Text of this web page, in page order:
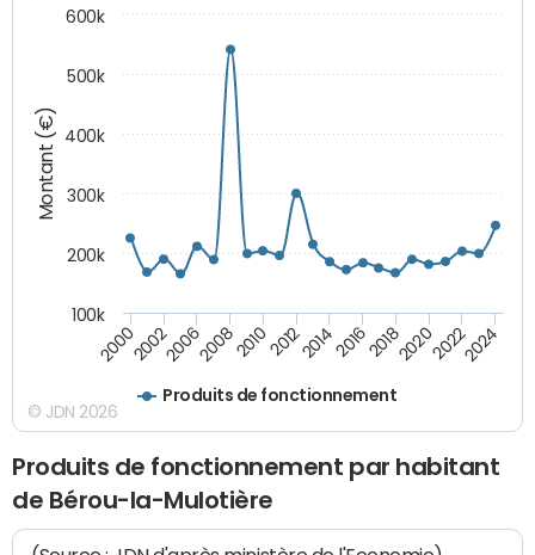
Montant (€)
Produits de fonctionnement
200020022006200820102012201420162018202020222024
100k
200k
300k
400k
500k
600k
© JDN 2026
Produits de fonctionnement par habitant
de Bérou-la-Mulotière